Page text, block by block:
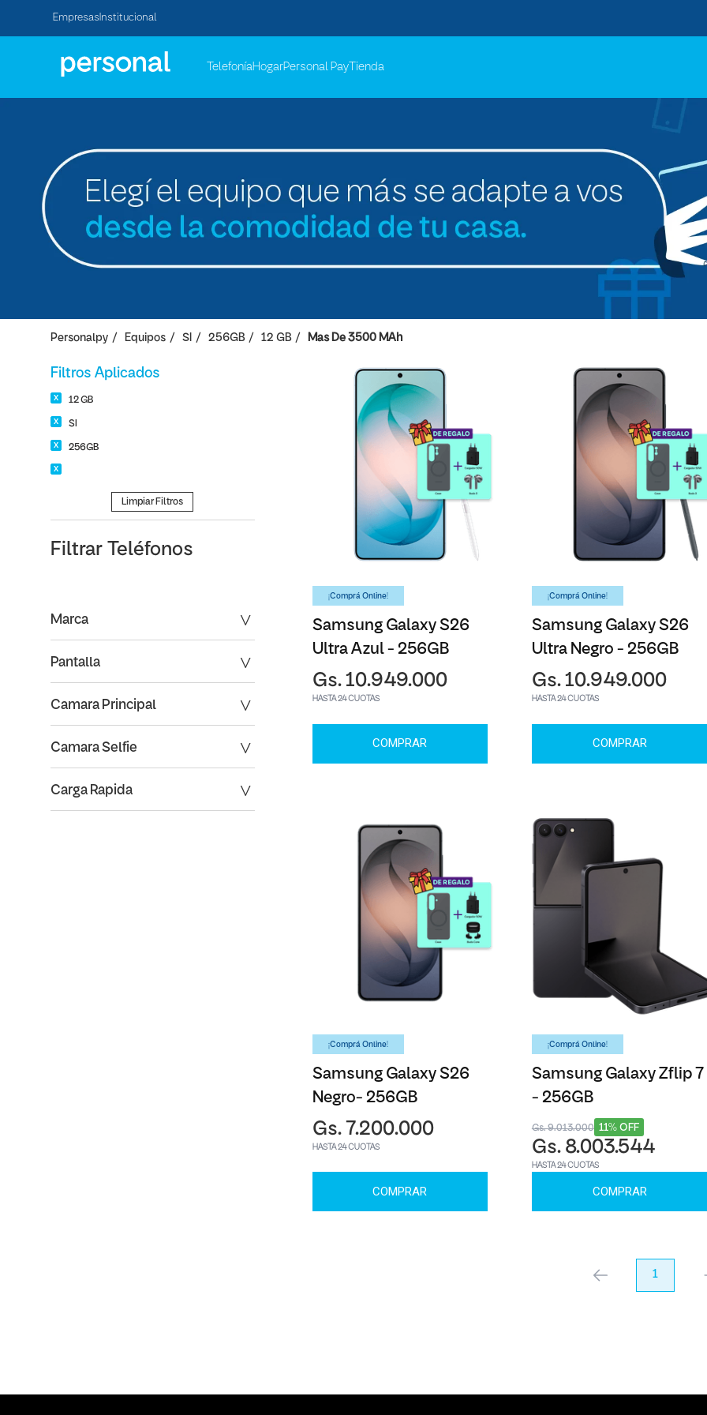
Empresas Institucional
TelefoníaHogarPersonal Pay Tienda
Personalpy Equipos SI 256GB 12 GB Mas De 3500 MAh
Filtros Aplicados
12 GB
SI
256GB
Limpiar Filtros
Filtrar Teléfonos
Marca
Pantalla
Carga Rapida
Camara Principal
Camara Selfie
¡Comprá Online!
Samsung Galaxy S26
Ultra Azul - 256GB
Gs. 10.949.000
HASTA 24 CUOTAS
COMPRAR
¡Comprá Online!
Samsung Galaxy S26
Ultra Negro - 256GB
Gs. 10.949.000
HASTA 24 CUOTAS
COMPRAR
¡Comprá Online!
Samsung Galaxy S26
Negro- 256GB
Gs. 7.200.000
HASTA 24 CUOTAS
COMPRAR
¡Comprá Online!
Samsung Galaxy Zflip 7
- 256GB
11% OFF
Gs. 9.013.000
Gs. 8.003.544
HASTA 24 CUOTAS
COMPRAR
anterior 1